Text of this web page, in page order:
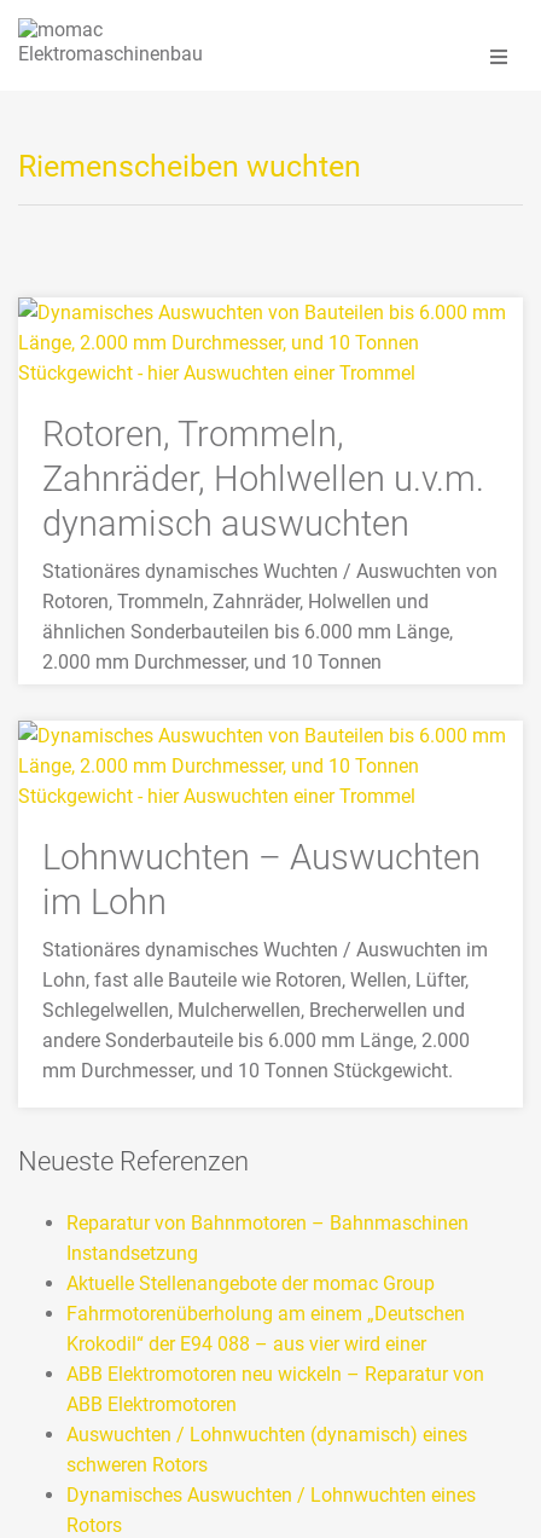
Riemenscheiben wuchten
Rotoren, Trommeln,
Zahnräder, Hohlwellen u.v.m.
dynamisch auswuchten
Stationäres dynamisches Wuchten / Auswuchten von
Rotoren, Trommeln, Zahnräder, Holwellen und
ähnlichen Sonderbauteilen bis 6.000 mm Länge,
2.000 mm Durchmesser, und 10 Tonnen
>>> MEHR
Lohnwuchten – Auswuchten
im Lohn
Stationäres dynamisches Wuchten / Auswuchten im
Lohn, fast alle Bauteile wie Rotoren, Wellen, Lüfter,
Schlegelwellen, Mulcherwellen, Brecherwellen und
andere Sonderbauteile bis 6.000 mm Länge, 2.000
mm Durchmesser, und 10 Tonnen Stückgewicht.
Neueste Referenzen
Reparatur von Bahnmotoren – Bahnmaschinen
Instandsetzung
Aktuelle Stellenangebote der momac Group
Fahrmotorenüberholung am einem „Deutschen
Krokodil“ der E94 088 – aus vier wird einer
ABB Elektromotoren neu wickeln – Reparatur von
ABB Elektromotoren
Auswuchten / Lohnwuchten (dynamisch) eines
schweren Rotors
Dynamisches Auswuchten / Lohnwuchten eines
Rotors